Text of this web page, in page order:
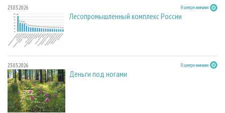
23.03.2026 В центре внимания
Лесопромышленный комплекс России
23.03.2026 В центре внимания
Деньги под ногами